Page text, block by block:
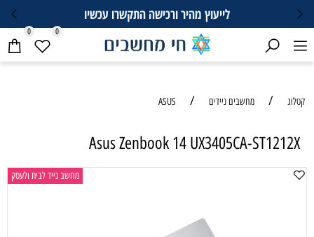
לייעוץ מהיר ורכישה התקשרו עכשיו
0 0
קטלוג / מחשבים ניידים /
ASUS
Asus Zenbook 14 UX3405CA-ST1212X
מחשב נייד לבית ולעסק